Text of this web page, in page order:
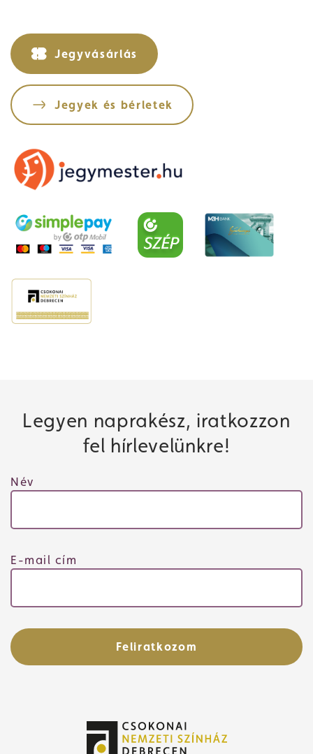
Jegyvásárlás
Jegyek és bérletek
Legyen naprakész, iratkozzon
fel hírlevelünkre!
Név
E-mail cím
Feliratkozom